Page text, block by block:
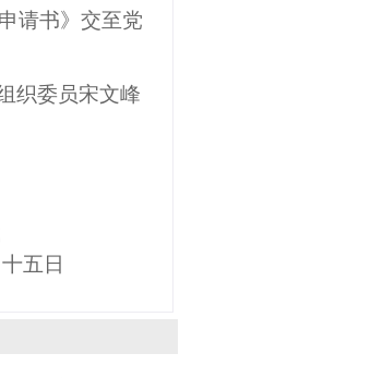
请书》交至党
织委员宋文峰
日